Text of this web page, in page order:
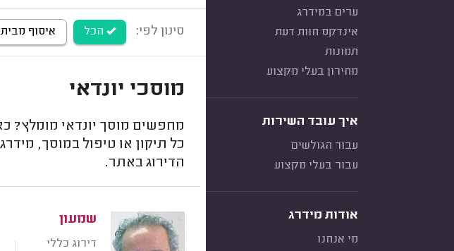
ערים במידרג
אינדקס חוות דעת
תמונות
מחירון בעלי מקצוע
איך עובד השירות
עבור הגולשים
עבור בעלי מקצוע
אודות מידרג
מי אנחנו
סינון לפי: הכל איסוף
מוסכי יונדאי
מחפשים מוסך יונדאי מומלץ?
כל תיקון או טיפול במוסך,
הדירוג באתר.
שמעון
דירוג כללי